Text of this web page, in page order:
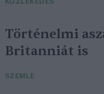
KÖZLEKEDÉS
Történelmi
Britanniát is
SZEMLE